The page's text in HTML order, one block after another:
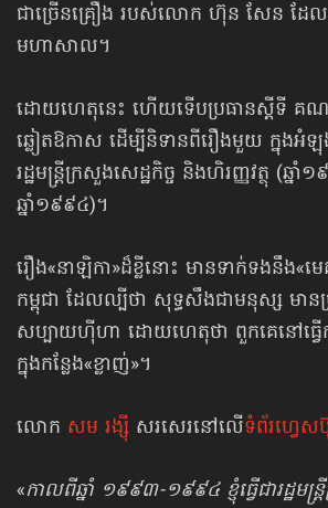
ជាច្រើនគ្រឿង របស់លោក ហ៊ុន សែន ដែលគ
មហាសាល។
ដោយហេតុនេះ ហើយទើបប្រធានស្ដីទី គណ
ឆ្លៀតឱកាស ដើម្បីនិទានពីរឿងមួយ ក្នុងអំ
រដ្ឋមន្ត្រីក្រសួងសេដ្ឋកិច្ច និងហិរញ្ញវត្ថុ (ឆ្
ឆ្នាំ១៩៩៤)។
រឿង«នាឡិកា»ដ៏ខ្លីនោះ មានទាក់ទង​នឹង​«
កម្ពុជា ដែលល្បីថា សុទ្ធសឹងជាមនុស្ស មាន
សប្បាយហ៊ីហា ដោយហេតុថា ពួកគេនៅធ្វើ
ក្នុងកន្លែង«ខ្លាញ់»។
លោក សម រង្ស៊ី សរសេរនៅលើទំព័រហ្វេស
«កាលពីឆ្នាំ ១៩៩៣-១៩៩៤ ខ្ញុំធ្វើជារដ្ឋមន្ត្